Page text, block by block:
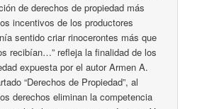
de derechos de propiedad más
incentivos de los productores
sentido criar rinocerontes más que
recibían…” refleja la finalidad de los
expuesta por el autor Armen A.
“Derechos de Propiedad”, al
derechos eliminan la competencia